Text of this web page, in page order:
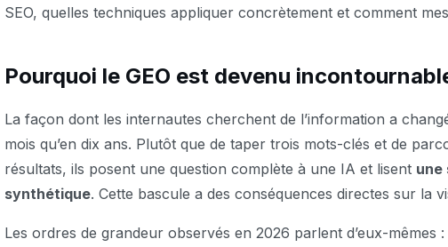
SEO, quelles techniques appliquer concrètement et comment
Pourquoi le GEO est devenu
La façon dont les internautes cherchent de l’information a
mois qu’en dix ans. Plutôt que de taper trois mots-clés et de
résultats, ils posent une question complète à une IA et lisent une
synthétique. Cette bascule a des conséquences directes sur la
Les ordres de grandeur observés en 2026 parlent d’eux-mêmes :